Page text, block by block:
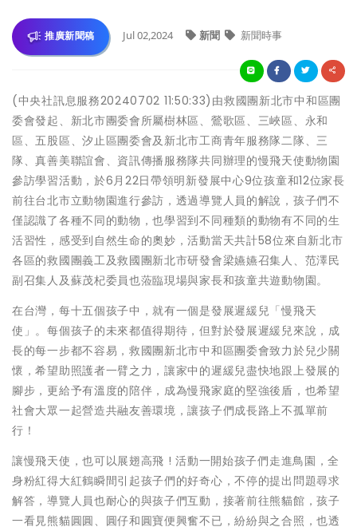
推廣新聞稿 Jul 02,2024 新聞 新聞時事
(中央社訊息服務20240702 11:50:33)由救國團新北市中和區團
委會發起、新北市團委會所屬樹林區、鶯歌區、三峽區、永和
區、五股區、汐止區團委會及新北市工商青年服務隊二隊、三
隊、真善美聯誼會、資訊傳播服務隊共同辦理的慢飛天使動物園
參訪學習活動，於6月22日帶領明新發展中心9位孩童和12位家長
前往台北市立動物園進行參訪，透過導覽人員的解說，孩子們不
僅認識了各種不同的動物，也學習到不同種類的動物有不同的生
活習性，感受到自然生命的奧妙，活動當天共計58位來自新北市
各區的救國團義工及救國團新北市研發會梁嬿嬿召集人、范澤民
副召集人及蘇茂杞委員也蒞臨現場與家長和孩童共遊動物園。
在台灣，每十五個孩子中，就有一個是發展遲緩兒「慢飛天
使」。每個孩子的未來都值得期待，但對於發展遲緩兒來說，成
長的每一步都不容易，救國團新北市中和區團委會致力於兒少關
懷，希望助照護者一臂之力，讓家中的遲緩兒盡快地跟上發展的
腳步，更給予有溫度的陪伴，成為慢飛家庭的堅強後盾，也希望
社會大眾一起營造共融友善環境，讓孩子們成長路上不孤單前
行！
讓慢飛天使，也可以展翅高飛 ! 活動一開始孩子們走進鳥園，全
身粉紅得大紅鶴瞬間引起孩子們的好奇心，不停的提出問題尋求
解答，導覽人員也耐心的與孩子們互動，接著前往熊貓館，孩子
一看見熊貓圓圓、圓仔和圓寶便興奮不已，紛紛與之合照，也透